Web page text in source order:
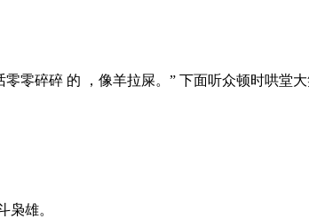
零碎碎 的 ，像羊拉屎。” 下面听众顿时哄堂大
枭雄。